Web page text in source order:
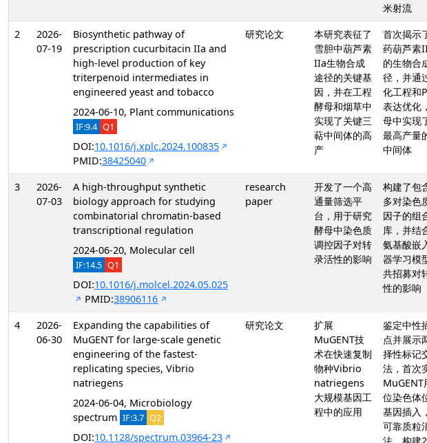
米射流
2
2026-
07-19
Biosynthetic pathway of
prescription cucurbitacin IIa and
high-level production of key
triterpenoid intermediates in
engineered yeast and tobacco
2024-06-10, Plant communications
IF:9.4 Q1
DOI:10.1016/j.xplc.2024.100835
PMID:38425040
研究论文
本研究表征了
雪胆中葫芦素
IIa生物合成
途径的关键基
因，并在工程
酵母和烟草中
实现了关键三
萜中间体的高
产
首次揭示
药葫芦素
的生物合
径，并通
化工程和
表达优化
母中实现
最高产量
中间体
3
2026-
07-03
A high-throughput synthetic
biology approach for studying
combinatorial chromatin-based
transcriptional regulation
2024-06-20, Molecular cell
IF:14.5 Q1
DOI:10.1016/j.molcel.2024.05.025
PMID:38906116
research
paper
开发了一个高
通量筛选平
台，用于研究
酵母中染色质
调控因子对转
录活性的影响
构建了包
多对染色
因子的组
库，并结
氨基酸嵌
器学习模
共招募对
性的影响
4
2026-
06-30
Expanding the capabilities of
MuGENT for large-scale genetic
engineering of the fastest-
replicating species, Vibrio
natriegens
2024-06-04, Microbiology
spectrum IF:3.7 Q2
DOI:10.1128/spectrum.03964-23
研究论文
扩展
MuGENT技
术在快速复制
物种Vibrio
natriegens
大规模基因工
程中的应用
鉴定中性
点并展示
择性标记
法，首次
MuGENT
位染色体
基因插入
可靠质粒